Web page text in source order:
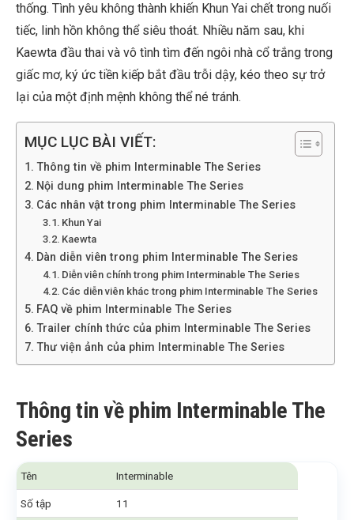
thống. Tình yêu không thành khiến Khun Yai chết trong nuối
tiếc, linh hồn không thể siêu thoát. Nhiều năm sau, khi
Kaewta đầu thai và vô tình tìm đến ngôi nhà cổ trắng trong
giấc mơ, ký ức tiền kiếp bắt đầu trỗi dậy, kéo theo sự trở
lại của một định mệnh không thể né tránh.
MỤC LỤC BÀI VIẾT:
Thông tin về phim Interminable The Series
Nội dung phim Interminable The Series
Các nhân vật trong phim Interminable The Series
Khun Yai
Kaewta
Dàn diễn viên trong phim Interminable The Series
Diễn viên chính trong phim Interminable The Series
Các diễn viên khác trong phim Interminable The Series
FAQ về phim Interminable The Series
Trailer chính thức của phim Interminable The Series
Thư viện ảnh của phim Interminable The Series
Thông tin về phim Interminable The
Series
Tên Interminable
Số tập 11